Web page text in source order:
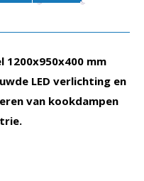
1200x950x400 mm
LED verlichting en
van kookdampen